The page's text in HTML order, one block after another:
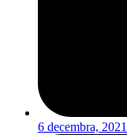
6 decembra, 2021